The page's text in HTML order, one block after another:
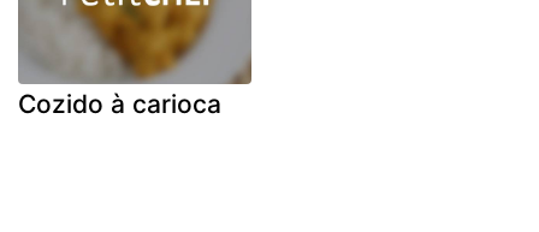
Cozido à carioca